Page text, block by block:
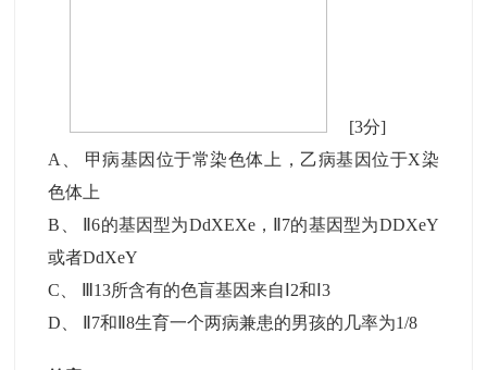
[3分]
A
甲病基因位于常染色体上，乙病基因位于X染
色体上
B
Ⅱ6的基因型为DdXEXe，Ⅱ7的基因型为DDXeY
或者DdXeY
C
Ⅲ13所含有的色盲基因来自Ⅰ2和Ⅰ3
D
Ⅱ7和Ⅱ8生育一个两病兼患的男孩的几率为1/8